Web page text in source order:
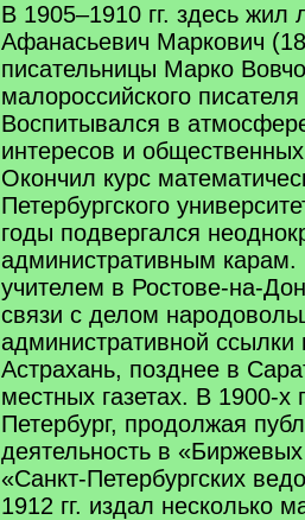
В 1905–1910 гг. здесь жил
Афанасьевич Маркович
писательницы Марко
малороссийского
Воспитывался в
интересов и
Окончил курс
Петербургского
годы подвергался
административным карам.
учителем в Ростове-на-
связи с делом
административной ссылки
Астрахань, позднее в
местных газетах. В 1900-х
Петербург, продолжая
деятельность в
«Санкт-Петербургских
1912 гг. издал несколько